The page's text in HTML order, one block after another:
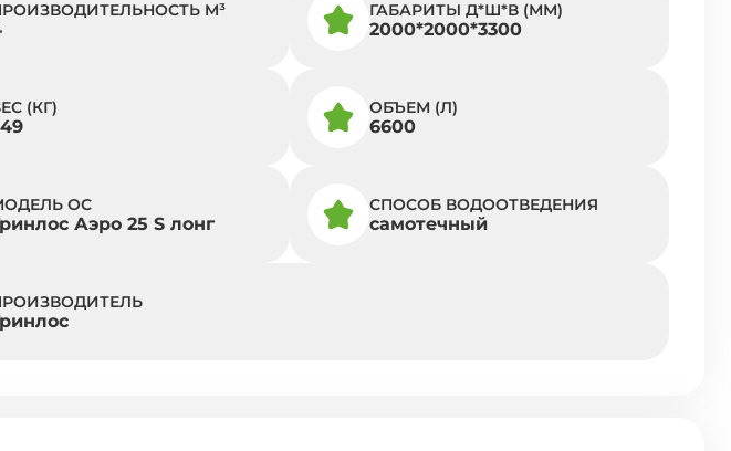
M³ ГАБАРИТЫ Д*Ш*В (ММ)
2000*2000*3300
(КГ) ОБЪЕМ (Л)
6600
ОС
Аэро 25 S лонг
СПОСОБ ВОДООТВЕДЕНИЯ
самотечный